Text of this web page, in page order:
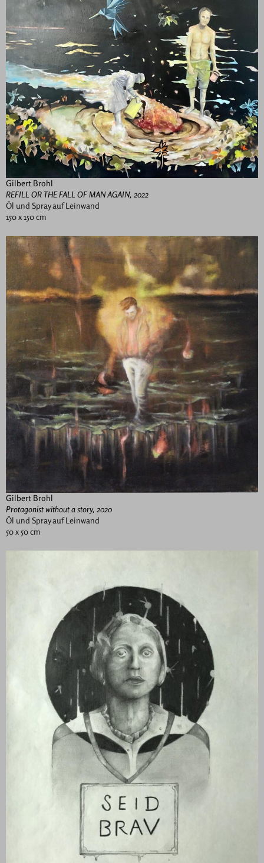
Gilbert Brohl
REFILL OR THE FALL OF MAN AGAIN, 2022
Öl und Spray auf Leinwand
150 x 150 cm
Gilbert Brohl
Protagonist without a story, 2020
Öl und Spray auf Leinwand
50 x 50 cm